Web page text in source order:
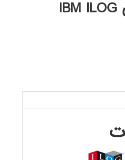
فیلم آموزشی IBM ILOG